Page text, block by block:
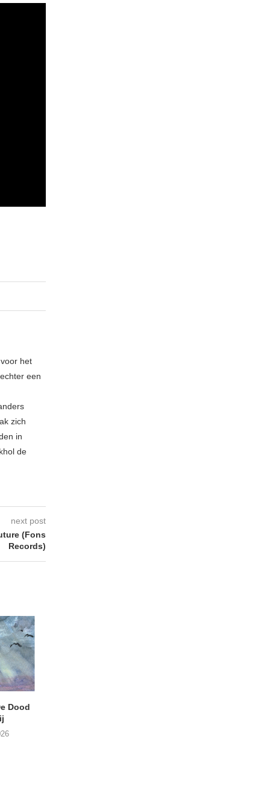
het
een
zich
in
de
next post
(Fons
Records)
Dood